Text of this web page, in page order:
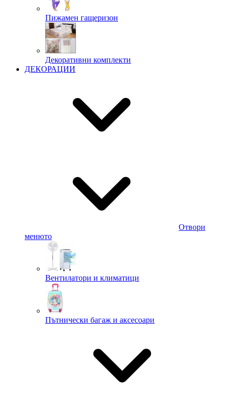
Пижамен гащеризон
Декоративни комплекти
ДЕКОРАЦИИ
Отвори
менюто
Вентилатори и климатици
Пътнически багаж и аксесоари